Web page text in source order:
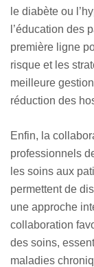
le diabète ou
l’éducation des
première ligne
risque et les
meilleure
réduction des
Enfin, la
professionnels
les soins aux
permettent de
une approche
collaboration
des soins,
maladies